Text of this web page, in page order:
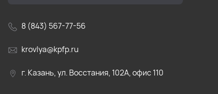
8 (843) 567-77-56
krovlya@kpfp.ru
г. Казань, ул. Восстания, 102А, офис 110